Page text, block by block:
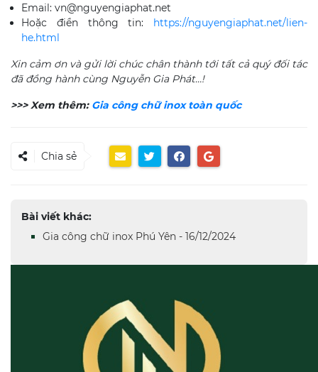
Email: vn@nguyengiaphat.net
Hoặc điền thông tin: https://nguyengiaphat.net/lien-
he.html
Xin cảm ơn và gửi lời chúc chân thành tới tất cả quý đối tác
đã đồng hành cùng Nguyễn Gia Phát…!
>>> Xem thêm: Gia công chữ inox toàn quốc
Chia sẻ
Bài viết khác:
Gia công chữ inox Phú Yên - 16/12/2024